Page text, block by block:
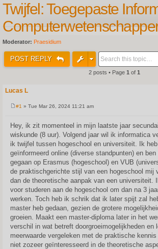
Twijfel: Toegepaste
Moderator: Praesidium
POST REPLY
2 posts • Page 1 of 1
Lucas L
t
#1 » Tue Mar 26, 2024 11:21 am
Hey, ik zit momenteel in mijn laatste jaar
wiskunde (8 uur). Volgend jaar wil ik informatica
ik twijfel tussen hogeschool en universiteit. Ik
geïnformeerd online (diverse standpunten) en ben
gegaan op Erasmus (hogeschool) en VUB
de praktischgerichte stijl van een hogeschool mij
dan de theoretische aanpak van een universiteit.
voor studeren aan de hogeschool om dan na 3
werken. Toch heb ik schrik dat ik later spijt zal
master heb gedaan, gezien de grotere
groeien. Maakt een master-diploma later in het
verschil in wat betreft doorgroeimogelijkheden en
meerwaarde vergeleken met de praktische
niet zozeer geïnteresseerd in de theoretische